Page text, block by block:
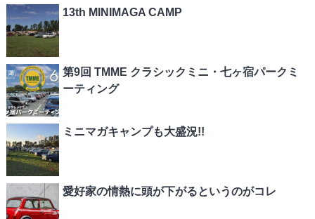
13th MINIMAGA CAMP
第9回 TMME クラシックミニ・七ヶ宿パークミ
ーティング
ミニマガキャンプも大盛況!!
愛好家の情熱に頭が下がるというのがコレ